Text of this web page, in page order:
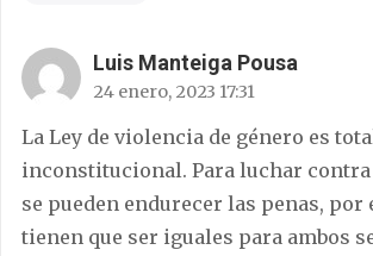
Luis Manteiga Pousa
24 enero, 2023 17:31
La Ley de violencia de género es
inconstitucional. Para luchar
se pueden endurecer las penas, por
tienen que ser iguales para ambos